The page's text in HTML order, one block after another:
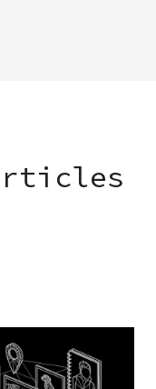
rti cles